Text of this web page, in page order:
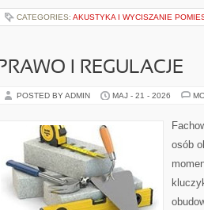
CATEGORIES: AKUSTYKA I WYCISZANIE
PRAWO I REGULACJE
POSTED BY ADMIN MAJ - 21 - 2026
osób